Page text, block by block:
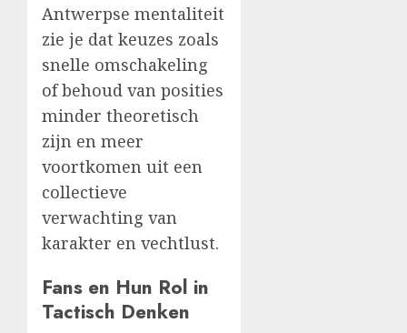
Antwerpse mentaliteit
zie je dat keuzes zoals
snelle omschakeling
of behoud van posities
minder theoretisch
zijn en meer
voortkomen uit een
collectieve
verwachting van
karakter en vechtlust.
Fans en Hun Rol in
Tactisch Denken